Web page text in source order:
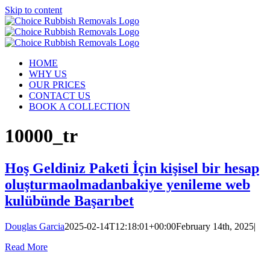
Skip to content
HOME
WHY US
OUR PRICES
CONTACT US
BOOK A COLLECTION
10000_tr
Hoş Geldiniz Paketi İçin kişisel bir hesap
oluşturmaolmadanbakiye yenileme web
kulübünde Başarıbet
Douglas Garcia2025-02-14T12:18:01+00:00February 14th, 2025|
Read More